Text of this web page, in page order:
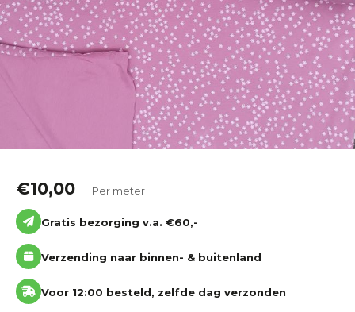
Grootverbruik
Tijdpakker stof
€10,00 Per meter
Gratis bezorging v.a. €60,-
Verzending naar binnen- & buitenland
Voor 12:00 besteld, zelfde dag verzonden